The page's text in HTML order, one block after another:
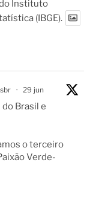
Instituto
(IBGE).
· 29 jun
Brasil e
o terceiro
Verde-